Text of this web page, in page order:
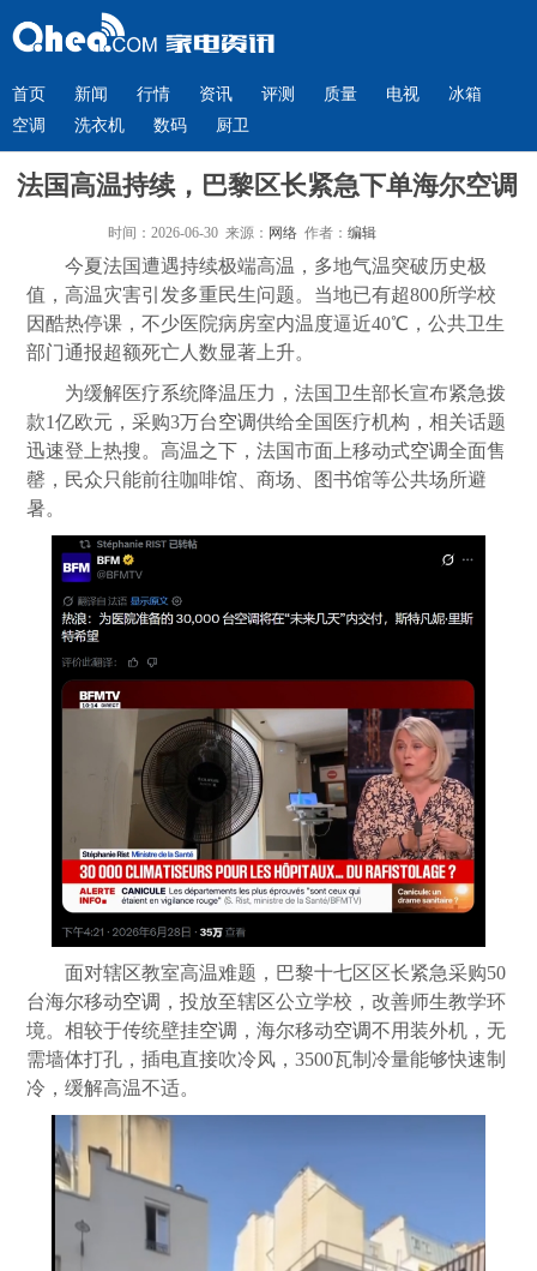
首页 新闻 行情 资讯 评测 质量 电视
冰箱
空调
洗衣机 数码 厨卫
法国高温持续，巴黎区长紧急下单海尔空调
时间：2026-06-30 来源： 网络作者： 编辑
今夏法国遭遇持续极端高温，多地气温突破历史极
值，高温灾害引发多重民生问题。当地已有超800所学校
因酷热停课，不少医院病房室内温度逼近40℃，公共卫生
部门通报超额死亡人数显著上升。
为缓解医疗系统降温压力，法国卫生部长宣布紧急拨
款1亿欧元，采购3万台空调供给全国医疗机构，相关话题
迅速登上热搜。高温之下，法国市面上移动式空调全面售
罄，民众只能前往咖啡馆、商场、图书馆等公共场所避
暑。
面对辖区教室高温难题，巴黎十七区区长紧急采购50
台海尔移动空调 ，投放至辖区公立学校，改善师生教学环
境。相较于传统壁挂空调 ，海尔移动空调不用装外机，无
需墙体打孔，插电直接吹冷风，3500瓦制冷量能够快速制
冷，缓解高温不适。